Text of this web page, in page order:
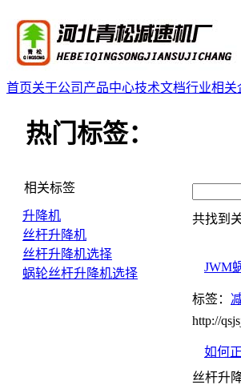
首页关于公司 产品中心技术文档行业相关
热门标签：
相关标签
升降机
丝杆升降机
丝杆升降机选择
蜗轮丝杆升降机选择
共找到
JWM
标签：
http://
如何
丝杆升